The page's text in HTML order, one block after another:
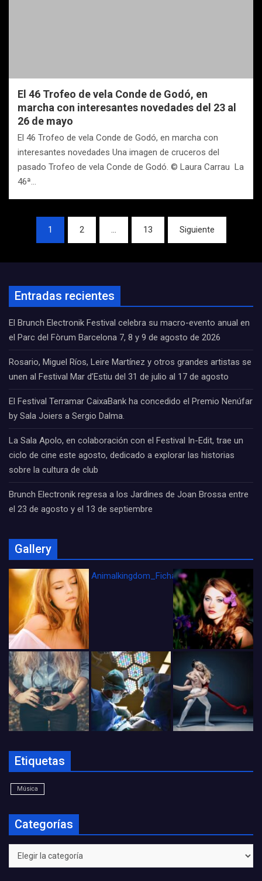
El 46 Trofeo de vela Conde de Godó, en
marcha con interesantes novedades del 23 al
26 de mayo
El 46 Trofeo de vela Conde de Godó, en marcha con
interesantes novedades Una imagen de cruceros del
pasado Trofeo de vela Conde de Godó. © Laura Carrau La
46ª…
Navegación
entradas
1 2 … 13 Siguiente
Entradas recientes
El Brunch Electronik Festival celebra su macro-evento anual en
el Parc del Fòrum Barcelona 7, 8 y 9 de agosto de 2026
Rosario, Miguel Ríos, Leire Martínez y otros grandes artistas se
unen al Festival Mar d’Estiu del 31 de julio al 17 de agosto
El Festival Terramar CaixaBank ha concedido el Premio Nenúfar
by Sala Joiers a Sergio Dalma.
La Sala Apolo, en colaboración con el Festival In-Edit, trae un
ciclo de cine este agosto, dedicado a explorar las historias
sobre la cultura de club
Brunch Electronik regresa a los Jardines de Joan Brossa entre
el 23 de agosto y el 13 de septiembre
Gallery
Animalkingdom_FichaCine
Etiquetas
Música
Categorías
Categorías